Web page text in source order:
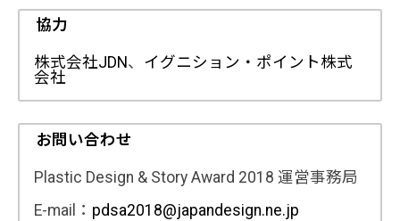
協力
株式会社JDN 、 イグニション・ポイント株式
会社
お問い合わせ
Plastic Design & Story Award 2018 運営事務局
E-mail： pdsa2018@japandesign.ne.jp